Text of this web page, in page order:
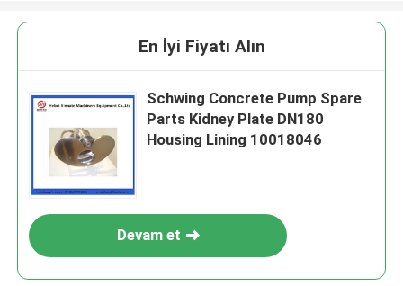
En İyi Fiyatı Alın
Schwing Concrete Pump Spare
Parts Kidney Plate DN180
Housing Lining 10018046
Devam et